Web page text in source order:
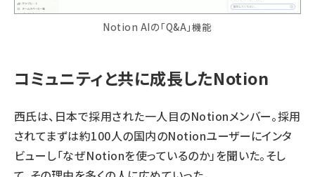
Notion AIの「Q&A」機能
コミュニティと共に成長したNotion
西氏は、日本で採用された一人目のNotionメンバー。採用
されてまずは約100人の国内のNotionユーザーにインタ
ビューし「なぜNotionを使っているのか」を聞いた。そし